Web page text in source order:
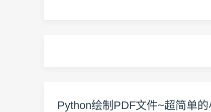
Python绘制PDF文件~超简单